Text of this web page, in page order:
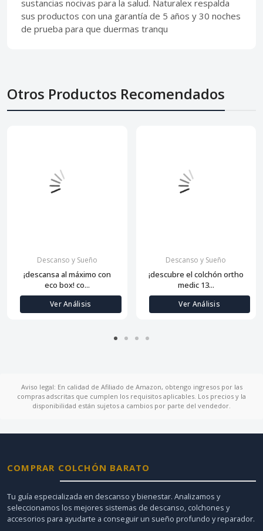
sustancias nocivas para la salud. Naturalex respalda
sus productos con una garantía de 5 años y 30 noches
de prueba para que duermas tranqu
Otros Productos Recomendados
Descanso y Sueño
¡descansa al máximo con
eco box! co...
Ver Análisis
Descanso y Sueño
¡descubre el colchón ortho
medic 13...
Ver Análisis
Aviso legal: En calidad de Afiliado de Amazon, obtengo ingresos por las
compras adscritas que cumplen los requisitos aplicables. Los precios y la
disponibilidad están sujetos a cambios por parte del vendedor.
COMPRAR COLCHÓN BARATO
Tu guía especializada en descanso y bienestar. Analizamos y
seleccionamos los mejores sistemas de descanso, colchones y
accesorios para ayudarte a conseguir un sueño profundo y reparador.